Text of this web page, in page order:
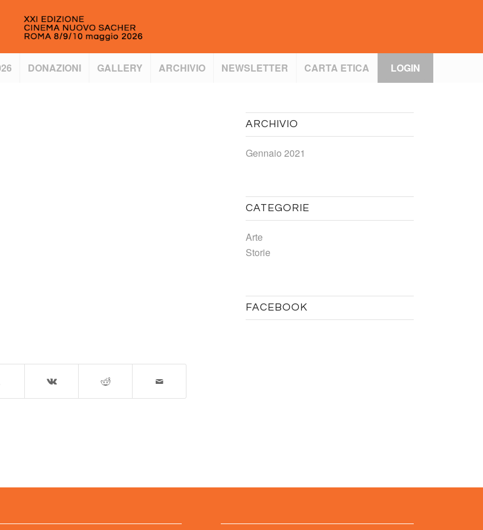
DONAZIONI GALLERY ARCHIVIO NEWSLETTER CARTA ETICA LOGIN
ARCHIVIO
Gennaio 2021
CATEGORIE
Arte
Storie
FACEBOOK